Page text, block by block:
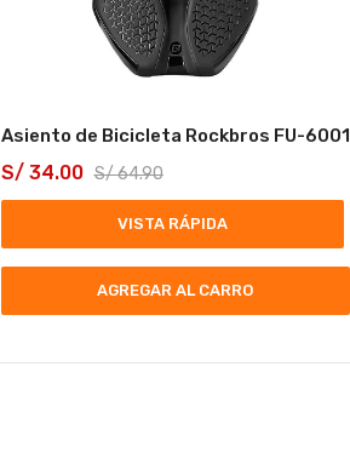
Asiento de Bicicleta Rockbros FU-6001
S/64.90
S/34.00
VISTA RÁPIDA
AGREGAR AL CARRO